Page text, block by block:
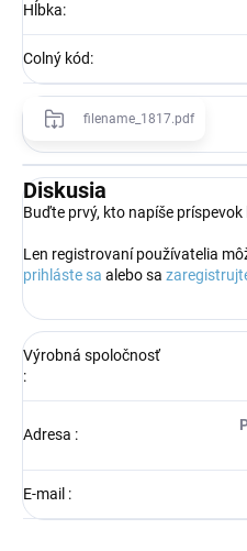
Hĺbka:
Colný kód:
filename_1817.pdf
Diskusia
Buďte prvý, kto napíše
Len registrovaní používatelia
prihláste sa alebo sa
Výrobná spoločnosť
:
Adresa :
E-mail :